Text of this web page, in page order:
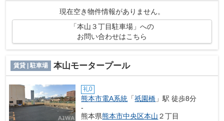
現在空き物件情報がありません。
「本山３丁目駐車場」への
お問い合わせはこちら
賃貸 | 駐車場 本山モータープール
礼0
熊本市電A系統 「祇園橋 」駅 徒歩8分
-
熊本県熊本市中央区本山 ２丁目